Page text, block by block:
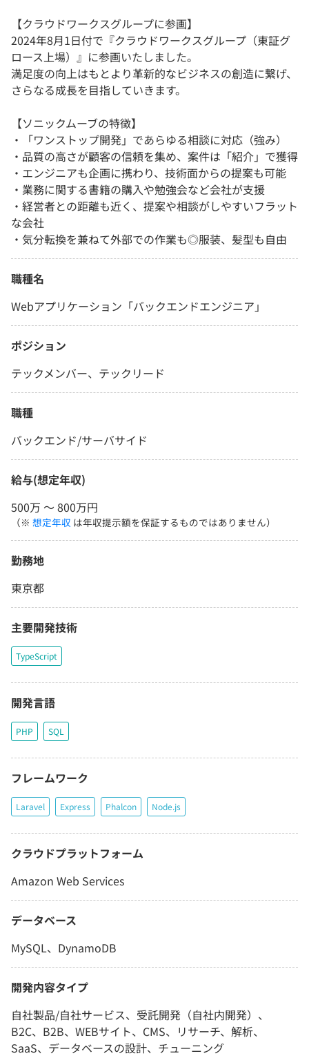
【クラウドワークスグループに参画】
2024年8月1日付で『クラウドワークスグループ（東証グ
ロース上場）』に参画いたしました。
満足度の向上はもとより革新的なビジネスの創造に繋げ、
さらなる成長を目指していきます。
【ソニックムーブの特徴】
・「ワンストップ開発」であらゆる相談に対応（強み）
・品質の高さが顧客の信頼を集め、案件は「紹介」で獲得
・エンジニアも企画に携わり、技術面からの提案も可能
・業務に関する書籍の購入や勉強会など会社が支援
・経営者との距離も近く、提案や相談がしやすいフラット
な会社
・気分転換を兼ねて外部での作業も◎服装、髪型も自由
職種名
Webアプリケーション「バックエンドエンジニア」
ポジション
テックメンバー、テックリード
職種
バックエンド/サーバサイド
給与(想定年収)
500万 〜 800万円
（※ 想定年収 は年収提示額を保証するものではありません）
勤務地
東京都
主要開発技術
TypeScript
開発言語
PHP SQL
フレームワーク
Laravel Express Phalcon Node.js
クラウドプラットフォーム
Amazon Web Services
データベース
MySQL、DynamoDB
開発内容タイプ
自社製品/自社サービス、受託開発（自社内開発）、
B2C、B2B、WEBサイト、CMS、リサーチ、解析、
SaaS、データベースの設計、チューニング